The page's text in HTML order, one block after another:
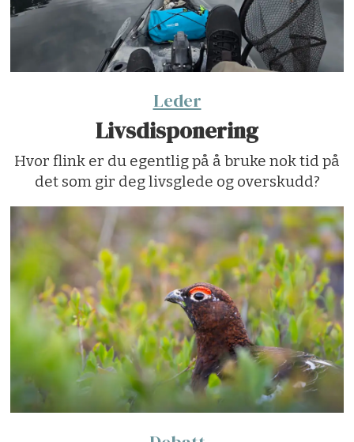
Leder
Livsdisponering
Hvor flink er du egentlig på å bruke nok tid på
det som gir deg livsglede og overskudd?